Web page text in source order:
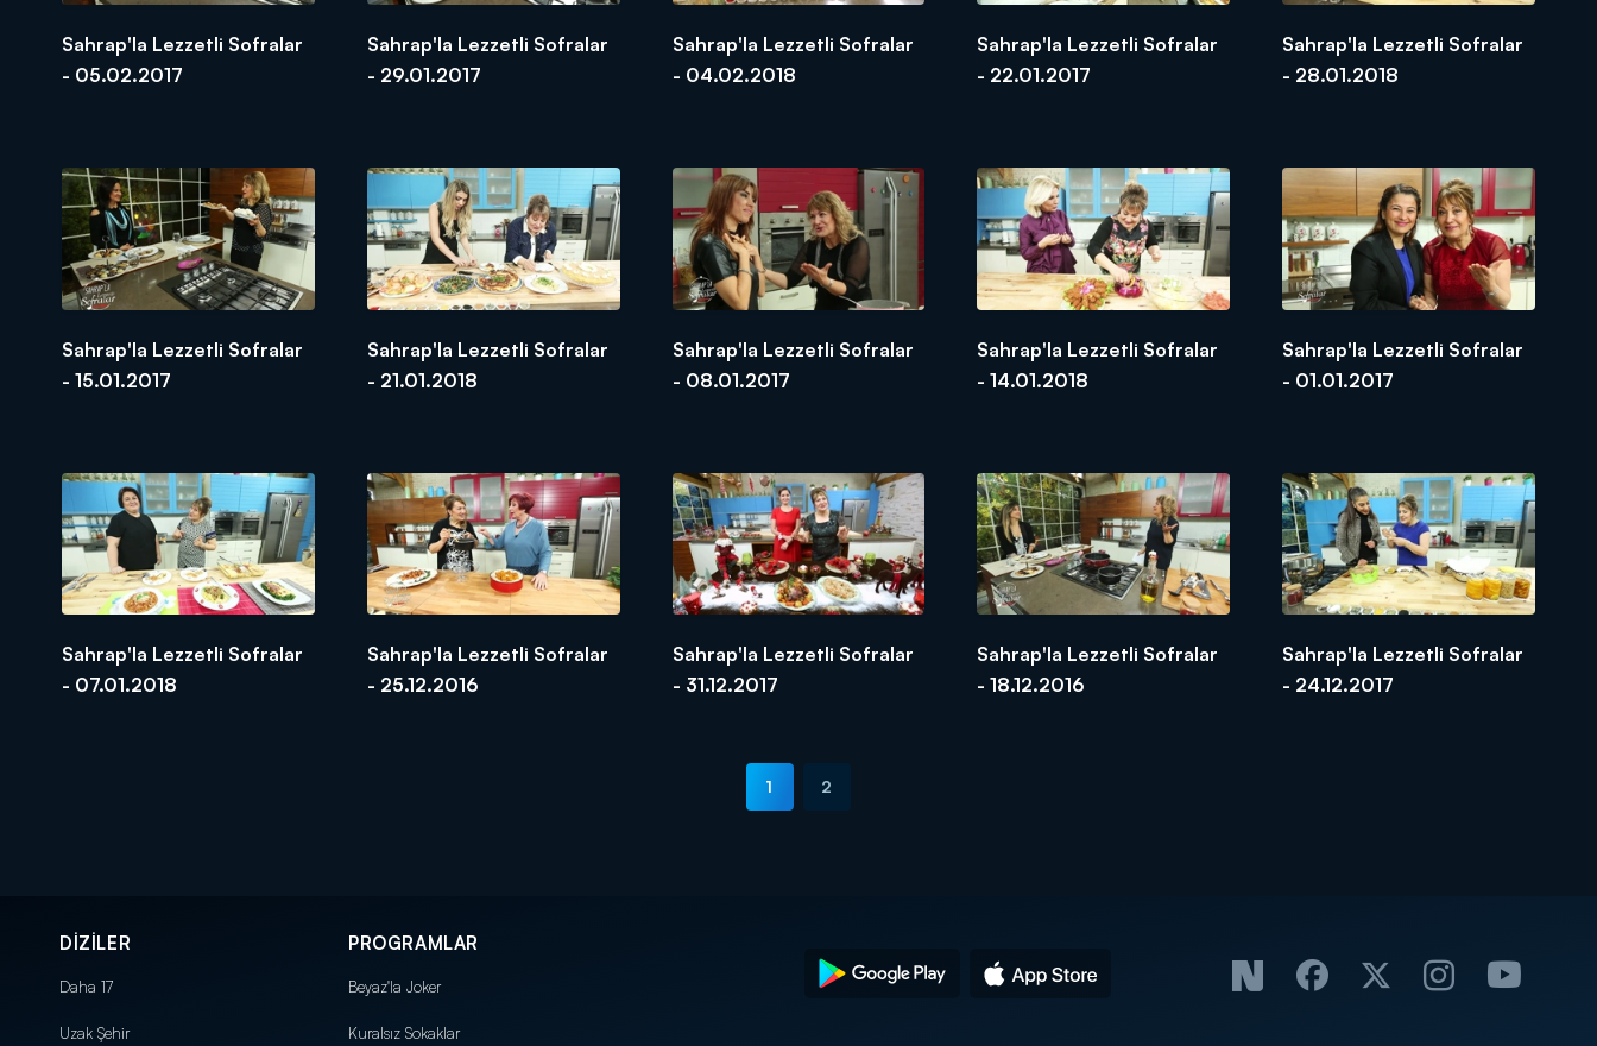
Sahrap'la Lezzetli Sofralar
- 05.02.2017
Sahrap'la Lezzetli Sofralar
- 29.01.2017
Sahrap'la Lezzetli Sofralar
- 04.02.2018
Sahrap'la Lezzetli Sofralar
- 22.01.2017
Sahrap'la Lezzetli Sofralar
- 28.01.2018
Sahrap'la Lezzetli Sofralar
- 15.01.2017
Sahrap'la Lezzetli Sofralar
- 21.01.2018
Sahrap'la Lezzetli Sofralar
- 08.01.2017
Sahrap'la Lezzetli Sofralar
- 14.01.2018
Sahrap'la Lezzetli Sofralar
- 01.01.2017
Sahrap'la Lezzetli Sofralar
- 07.01.2018
Sahrap'la Lezzetli Sofralar
- 25.12.2016
Sahrap'la Lezzetli Sofralar
- 31.12.2017
Sahrap'la Lezzetli Sofralar
- 18.12.2016
Sahrap'la Lezzetli Sofralar
- 24.12.2017
1 2
DİZİLER
Daha 17
Uzak Şehir
PROGRAMLAR
Beyaz'la Joker
Kuralsız Sokaklar